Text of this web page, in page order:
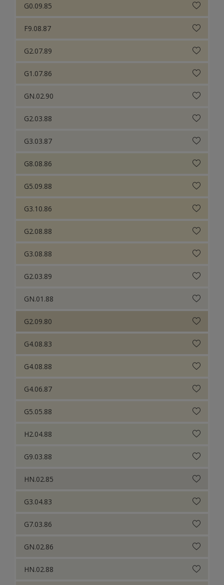
G0.09.85
F9.08.87
G2.07.89
G1.07.86
GN.02.90
G2.03.88
G3.03.87
G8.08.86
G5.09.88
G3.10.86
G2.08.88
G3.08.88
G2.03.89
GN.01.88
G2.09.80
G4.08.83
G4.08.88
G4.06.87
G5.05.88
H2.04.88
G9.03.88
HN.02.85
G3.04.83
G7.03.86
GN.02.86
HN.02.88